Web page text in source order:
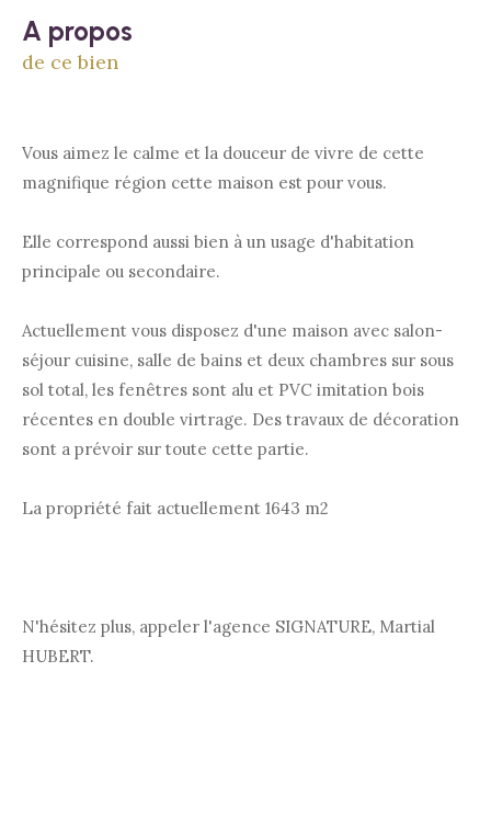
a propos
de ce bien
Vous aimez le calme et la douceur de vivre de cette
magnifique région cette maison est pour vous.
Elle correspond aussi bien à un usage d'habitation
principale ou secondaire.
Actuellement vous disposez d'une maison avec salon-
séjour cuisine, salle de bains et deux chambres sur sous
sol total, les fenêtres sont alu et PVC imitation bois
récentes en double virtrage. Des travaux de décoration
sont a prévoir sur toute cette partie.
La propriété fait actuellement 1643 m2
N'hésitez plus, appeler l'agence SIGNATURE, Martial
HUBERT.